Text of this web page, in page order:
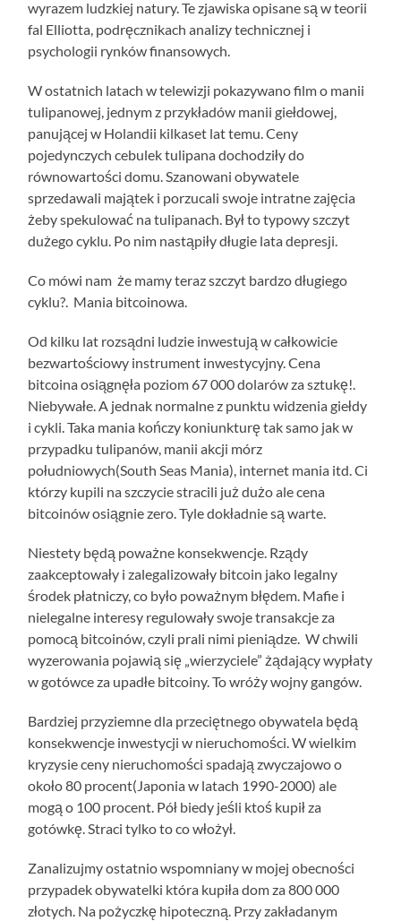
wyrazem ludzkiej natury. Te zjawiska opisane są w teorii
fal Elliotta, podręcznikach analizy technicznej i
psychologii rynków finansowych.
W ostatnich latach w telewizji pokazywano film o manii
tulipanowej, jednym z przykładów manii giełdowej,
panującej w Holandii kilkaset lat temu. Ceny
pojedynczych cebulek tulipana dochodziły do
równowartości domu. Szanowani obywatele
sprzedawali majątek i porzucali swoje intratne zajęcia
żeby spekulować na tulipanach. Był to typowy szczyt
dużego cyklu. Po nim nastąpiły długie lata depresji.
Co mówi nam że mamy teraz szczyt bardzo długiego
cyklu?. Mania bitcoinowa.
Od kilku lat rozsądni ludzie inwestują w całkowicie
bezwartościowy instrument inwestycyjny. Cena
bitcoina osiągnęła poziom 67 000 dolarów za sztukę!.
Niebywałe. A jednak normalne z punktu widzenia giełdy
i cykli. Taka mania kończy koniunkturę tak samo jak w
przypadku tulipanów, manii akcji mórz
południowych(South Seas Mania), internet mania itd. Ci
którzy kupili na szczycie stracili już dużo ale cena
bitcoinów osiągnie zero. Tyle dokładnie są warte.
Niestety będą poważne konsekwencje. Rządy
zaakceptowały i zalegalizowały bitcoin jako legalny
środek płatniczy, co było poważnym błędem. Mafie i
nielegalne interesy regulowały swoje transakcje za
pomocą bitcoinów, czyli prali nimi pieniądze. W chwili
wyzerowania pojawią się „wierzyciele” żądający wypłaty
w gotówce za upadłe bitcoiny. To wróży wojny gangów.
Bardziej przyziemne dla przeciętnego obywatela będą
konsekwencje inwestycji w nieruchomości. W wielkim
kryzysie ceny nieruchomości spadają zwyczajowo o
około 80 procent(Japonia w latach 1990-2000) ale
mogą o 100 procent. Pół biedy jeśli ktoś kupił za
gotówkę. Straci tylko to co włożył.
Zanalizujmy ostatnio wspomniany w mojej obecności
przypadek obywatelki która kupiła dom za 800 000
złotych. Na pożyczkę hipoteczną. Przy zakładanym